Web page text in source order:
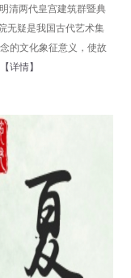
清两代皇宫建筑群暨典
无疑是我国古代艺术集
的文化象征意义，使故
【详情】